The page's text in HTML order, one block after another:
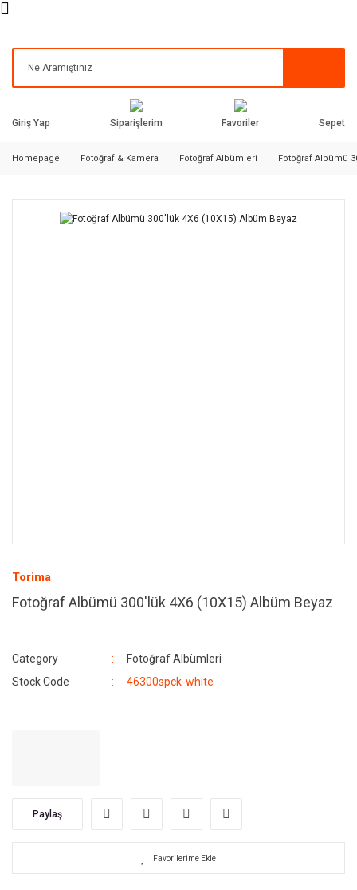
Giriş Yap Siparişlerim Favoriler Sepet
Homepage Fotoğraf & Kamera Fotoğraf Albümleri Fotoğraf Albümü
Torima
Fotoğraf Albümü 300'lük 4X6 (10X15) Albüm Beyaz
Category
Fotoğraf Albümleri
Stock Code
46300spck-white
Paylaş